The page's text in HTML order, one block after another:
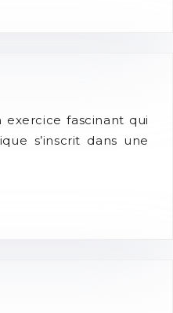
fascinant qui
s’inscrit dans une